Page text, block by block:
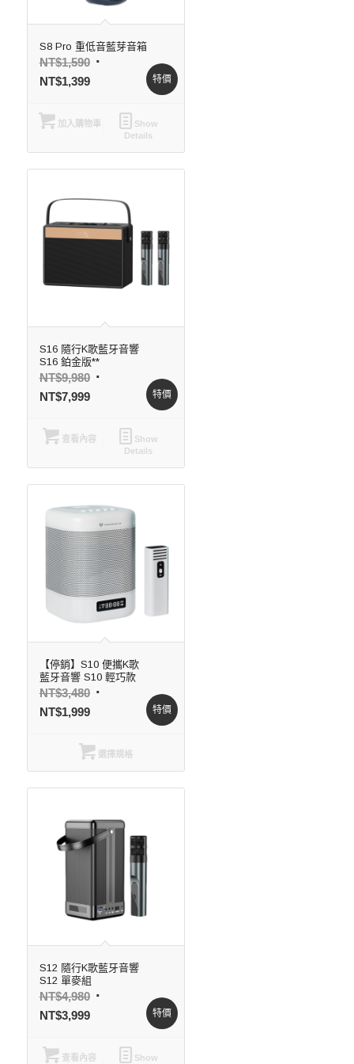
S8 Pro 重低音藍芽音箱
NT$1,590
NT$1,399 特價
加入購物車
Show
Details
S16 隨行K歌藍牙音響
S16 鉑金版**
NT$9,980
NT$7,999 特價
查看內容
Show
Details
【停銷】S10 便攜K歌
藍牙音響 S10 輕巧款
NT$3,480
NT$1,999 特價
選擇規格
S12 隨行K歌藍牙音響
S12 單麥組
NT$4,980
NT$3,999 特價
查看內容
Show